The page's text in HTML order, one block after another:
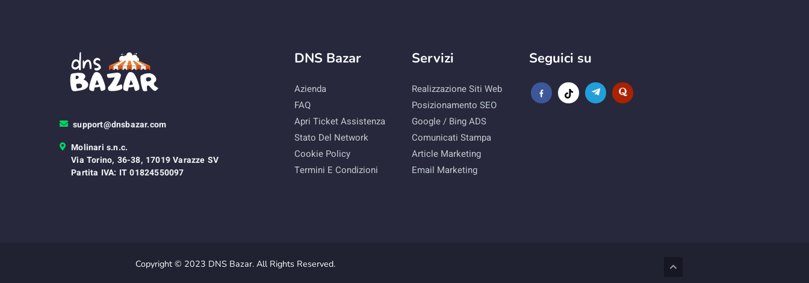
support@dnsbazar.com
Molinari s.n.c.
Via Torino, 36-38, 17019 Varazze SV
Partita IVA: IT 01824550097
DNS Bazar
Azienda
FAQ
Apri Ticket Assistenza
Stato Del Network
Cookie Policy
Termini E Condizioni
Servizi
Realizzazione Siti Web
Posizionamento SEO
Google / Bing ADS
Comunicati Stampa
Article Marketing
Email Marketing
Seguici su
Copyright © 2023 DNS Bazar. All Rights Reserved.